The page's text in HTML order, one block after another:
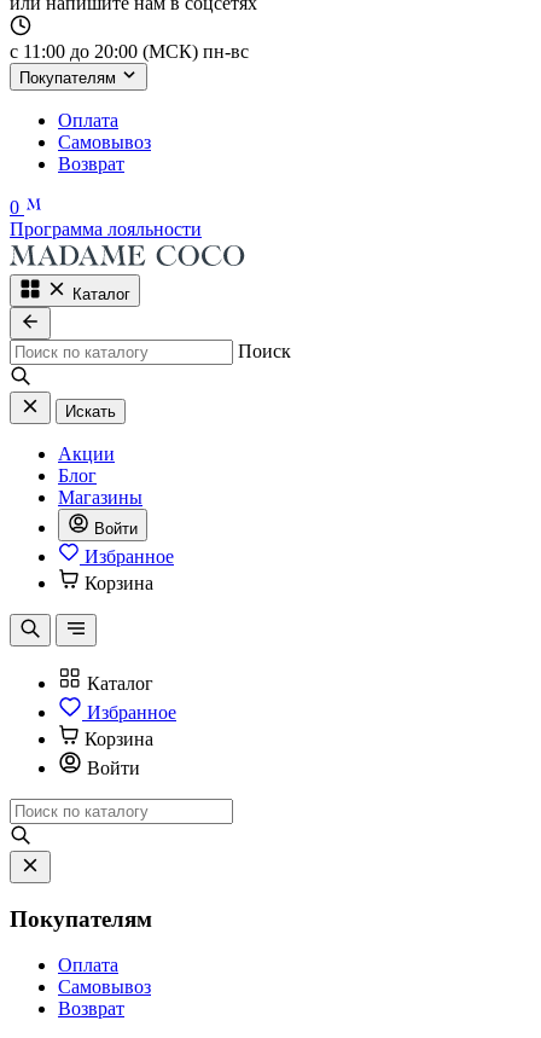
с 11:00 до 20:00 (МСК) пн-вс
Покупателям
Оплата
Самовывоз
Возврат
0
Программа лояльности
Каталог
Поиск
Искать
Акции
Блог
Магазины
Войти
Избранное
Корзина
Каталог
Избранное
Корзина
Войти
Покупателям
Оплата
Самовывоз
Возврат